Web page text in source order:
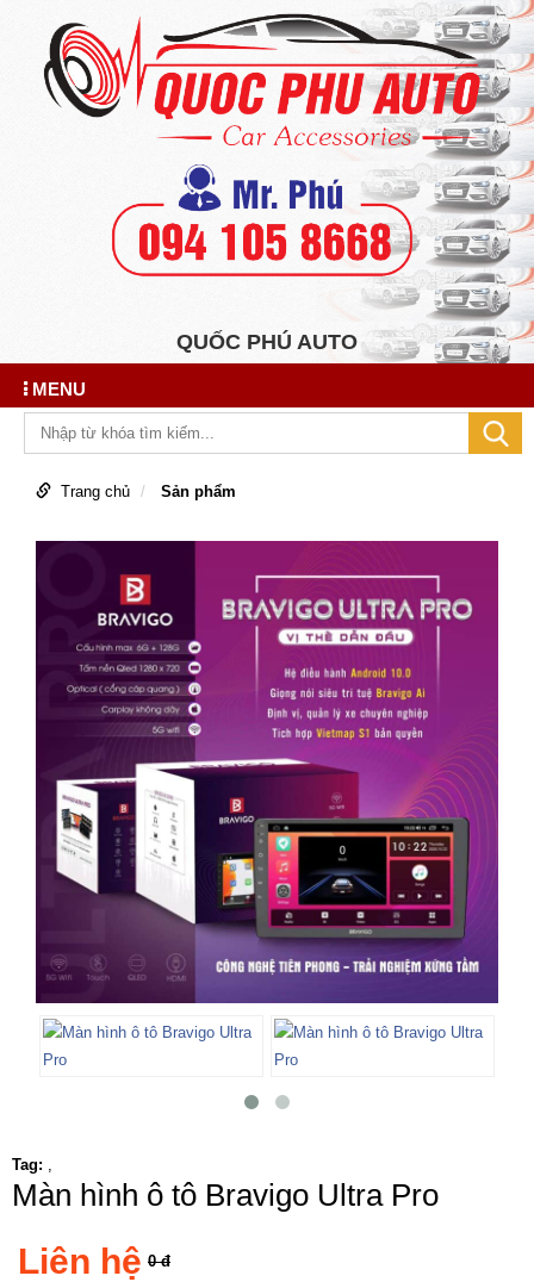
QUỐC PHÚ AUTO
MENU
Trang chủ Sản phẩm
Tag:
Màn hình ô tô Bravigo Ultra Pro
Liên hệ 0 đ